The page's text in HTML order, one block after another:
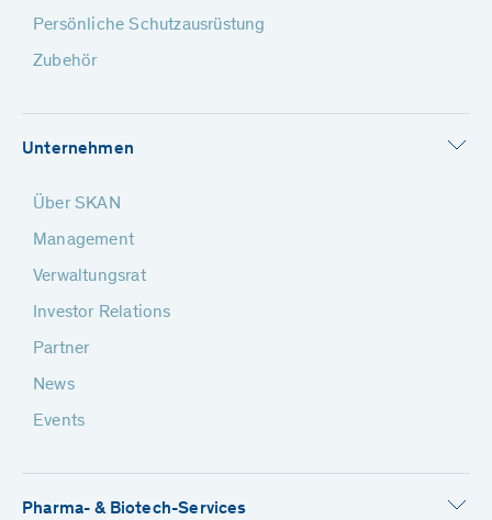
Persönliche Schutzausrüstung
Zubehör
Unternehmen
Über SKAN
Management
Verwaltungsrat
Investor Relations
Partner
News
Events
Pharma- & Biotech-Services